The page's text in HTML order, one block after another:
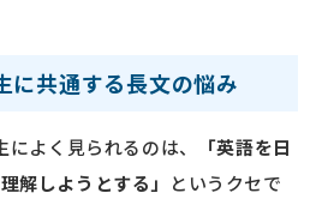
に共通する長文の悩み
よく見られるのは、
「英語を日
解しようとする」
というクセで